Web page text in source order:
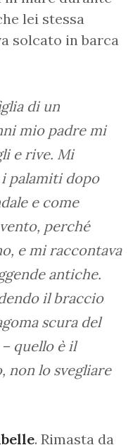
lei stessa
solcato in barca
di un
mio padre mi
e rive. Mi
palamiti dopo
e come
perché
e mi raccontava
antiche.
il braccio
scura del
quello è il
non lo svegliare
. Rimasta da